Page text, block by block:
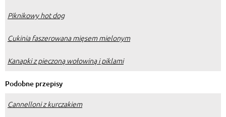
Piknikowy hot dog
Cukinia faszerowana mięsem mielonym
Kanapki z pieczoną wołowiną i piklami
Podobne przepisy
Cannelloni z kurczakiem